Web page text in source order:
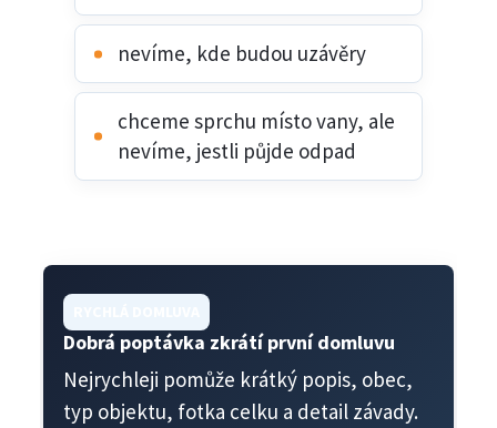
nevíme, kde budou uzávěry
chceme sprchu místo vany, ale
nevíme, jestli půjde odpad
Dobrá poptávka zkrátí první domluvu
Nejrychleji pomůže krátký popis, obec,
typ objektu, fotka celku a detail závady.